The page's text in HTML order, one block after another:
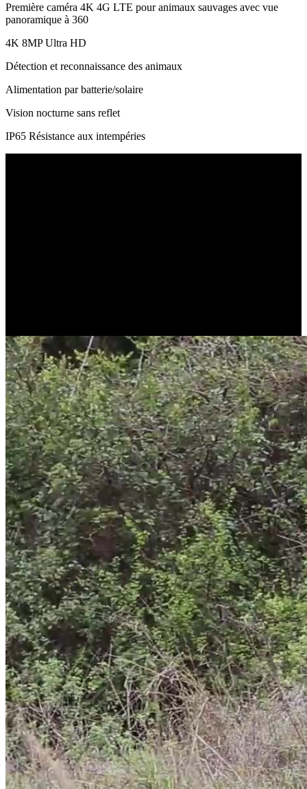
Première caméra 4K 4G LTE pour animaux sauvages avec vue
panoramique à 360
4K 8MP Ultra HD
Détection et reconnaissance des animaux
Alimentation par batterie/solaire
Vision nocturne sans reflet
IP65 Résistance aux intempéries